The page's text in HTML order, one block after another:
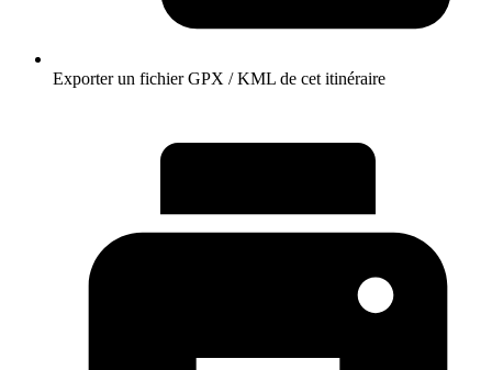
Exporter un fichier GPX / KML de cet itinéraire